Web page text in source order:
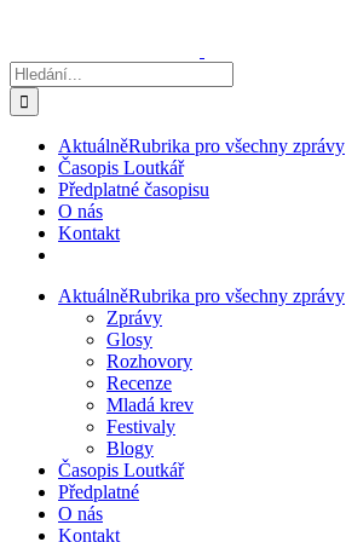
obsah
Hledat:
AktuálněRubrika pro všechny zprávy
Časopis Loutkář
Předplatné časopisu
O nás
Kontakt
AktuálněRubrika pro všechny zprávy
Zprávy
Glosy
Rozhovory
Recenze
Mladá krev
Festivaly
Blogy
Časopis Loutkář
Předplatné
O nás
Kontakt